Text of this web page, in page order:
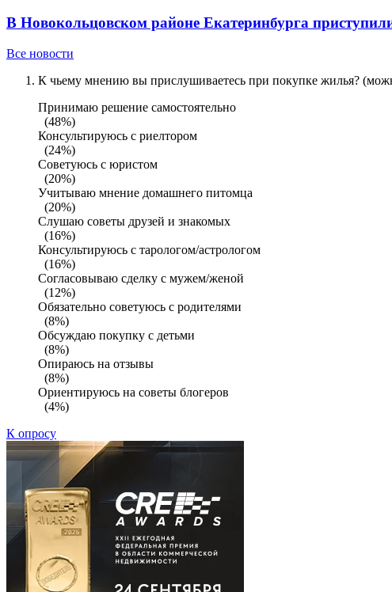
В Новокольцовском районе Екатеринбурга
Все новости
К чьему мнению вы прислушиваетесь при покупке жилья?
Принимаю решение самостоятельно
(48%)
Консультируюсь с риелтором
(24%)
Советуюсь с юристом
(20%)
Учитываю мнение домашнего питомца
(20%)
Слушаю советы друзей и знакомых
(16%)
Консультируюсь с тарологом/астрологом
(16%)
Согласовываю сделку с мужем/женой
(12%)
Обязательно советуюсь с родителями
(8%)
Обсуждаю покупку с детьми
(8%)
Опираюсь на отзывы
(8%)
Ориентируюсь на советы блогеров
(4%)
К опросу